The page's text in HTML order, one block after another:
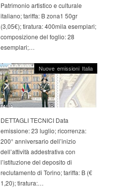
Patrimonio artistico e culturale
italiano; tariffa: B zona1 50gr
(3,05€); tiratura: 400mila esemplari;
composizione del foglio: 28
esemplari;…
Nuove emissioni Italia
DETTAGLI TECNICI Data
emissione: 23 luglio; ricorrenza:
200° anniversario dell’inizio
dell’attività addestrativa con
l’istituzione del deposito di
reclutamento di Torino; tariffa: B (€
1,20); tiratura:…